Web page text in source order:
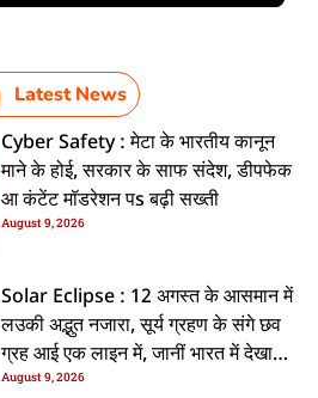
Latest News
Cyber Safety : मेटा के भारतीय कानून
माने के होई, सरकार के साफ संदेश, डीपफेक
आ कंटेंट मॉडरेशन पs बढ़ी सख्ती
August 9, 2026
Solar Eclipse : 12 अगस्त के आसमान में
लउकी अद्भुत नजारा, सूर्य ग्रहण के संगे छव
ग्रह आई एक लाइन में, जानीं भारत में देखाई
दी कि ना?
August 9, 2026